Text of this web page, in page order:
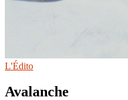
L'Édito
Avalanche